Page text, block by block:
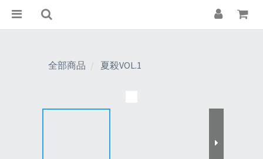
全部商品 夏殺VOL.1